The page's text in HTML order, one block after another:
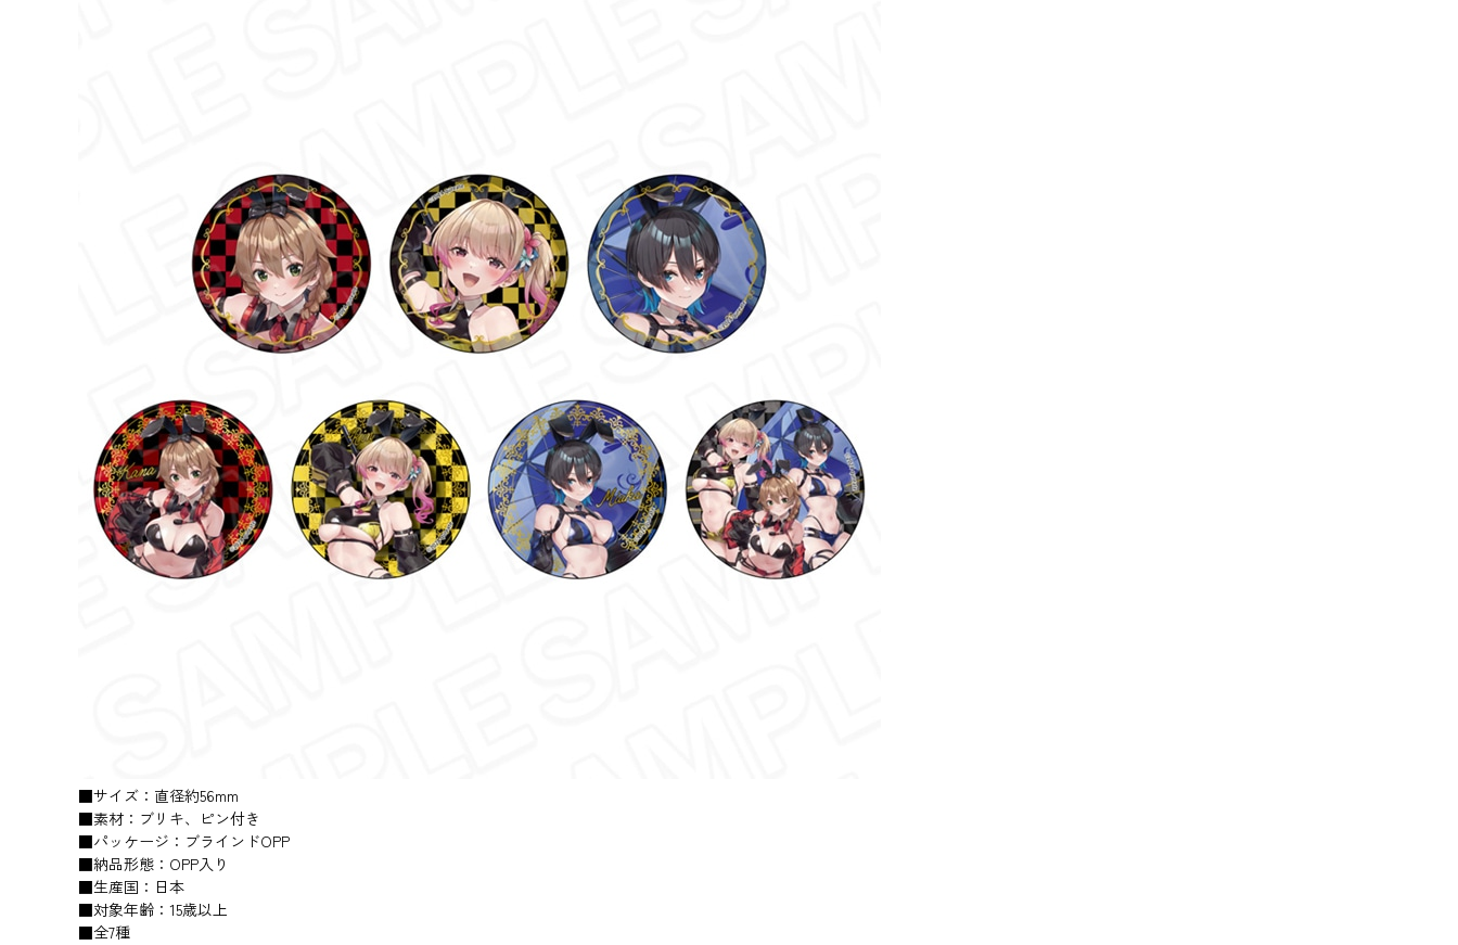
■サイズ：直径約56mm
■素材：ブリキ、ピン付き
■パッケージ：ブラインドOPP
■納品形態：OPP入り
■生産国：日本
■対象年齢：15歳以上
■全7種